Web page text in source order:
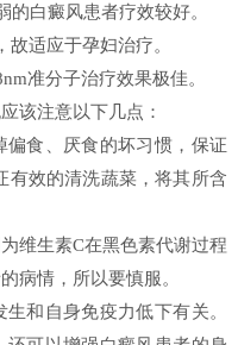
白癜风患者疗效较好。
适应于孕妇治疗。
准分子治疗效果极佳。
注意以下几点：
食、厌食的坏习惯，保证
有效的清洗蔬菜，将其所含
生素C在黑色素代谢过程
病情，所以要慎服。
和自身免疫力低下有关。